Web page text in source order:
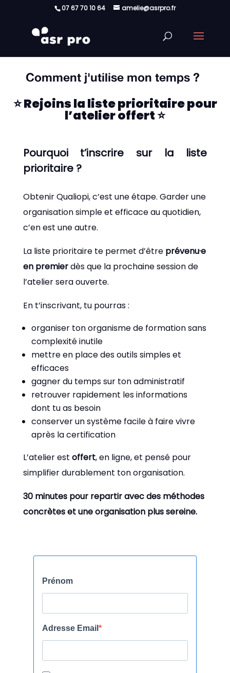
07 67 70 10 64 amelie@asrpro.fr
Comment j'utilise mon temps ?
⭐ Rejoins la liste prioritaire pour
l’atelier offert ⭐
Pourquoi t’inscrire sur la liste
prioritaire ?
Obtenir Qualiopi, c’est une étape. Garder une
organisation simple et efficace au quotidien,
c’en est une autre.
La liste prioritaire te permet d’être prévenu·e
en premierdès que la prochaine session de
l’atelier sera ouverte.
En t’inscrivant, tu pourras :
organiser ton organisme de formation sans
complexité inutile
mettre en place des outils simples et
efficaces
gagner du temps sur ton administratif
retrouver rapidement les informations
dont tu as besoin
conserver un système facile à faire vivre
après la certification
L’atelier est offert, en ligne, et pensé pour
simplifier durablement ton organisation.
30 minutes pour repartir avec des méthodes
concrètes et une organisation plus sereine.